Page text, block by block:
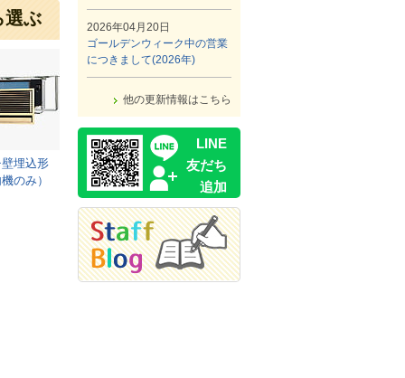
選ぶ
埋込形
のみ）
2026年04月20日
ゴールデンウィーク中の営業
につきまして(2026年)
他の更新情報はこちら
LINE
友だち
追加